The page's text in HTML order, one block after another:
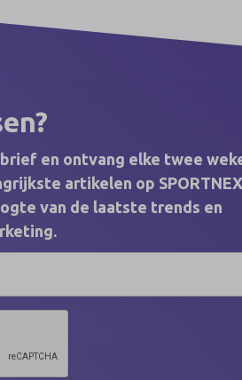
beeld
daar deze
sports
en ontvang elke twee
artikelen op
van de laatste trends en